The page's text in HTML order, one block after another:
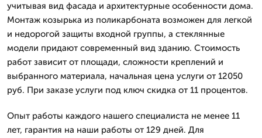
учитывая вид фасада и архитектурные особенности дома.
Монтаж козырька из поликарбоната возможен для легкой
и недорогой защиты входной группы, а стеклянные
модели придают современный вид зданию. Стоимость
работ зависит от площади, сложности креплений и
выбранного материала, начальная цена услуги от 12050
руб. При заказе услуги под ключ скидка от 11 процентов.
Опыт работы каждого нашего специалиста не менее 11
лет, гарантия на наши работы от 129 дней. Для